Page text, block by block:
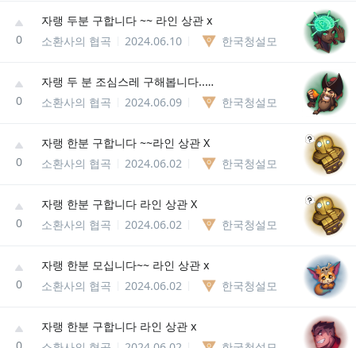
0
자랭 두분 구합니다 ~~ 라인 상관 x
소환사의 협곡
2024.06.10 한국청설모
0
자랭 두 분 조심스레 구해봅니다.. 라인 상관 x
소환사의 협곡
2024.06.09 한국청설모
0
자랭 한분 구합니다 ~~라인 상관 X
소환사의 협곡
2024.06.02 한국청설모
0
자랭 한분 구합니다 라인 상관 X
소환사의 협곡
2024.06.02 한국청설모
0
자랭 한분 모십니다~~ 라인 상관 x
소환사의 협곡
2024.06.02 한국청설모
자랭 한분 구합니다 라인 상관 x